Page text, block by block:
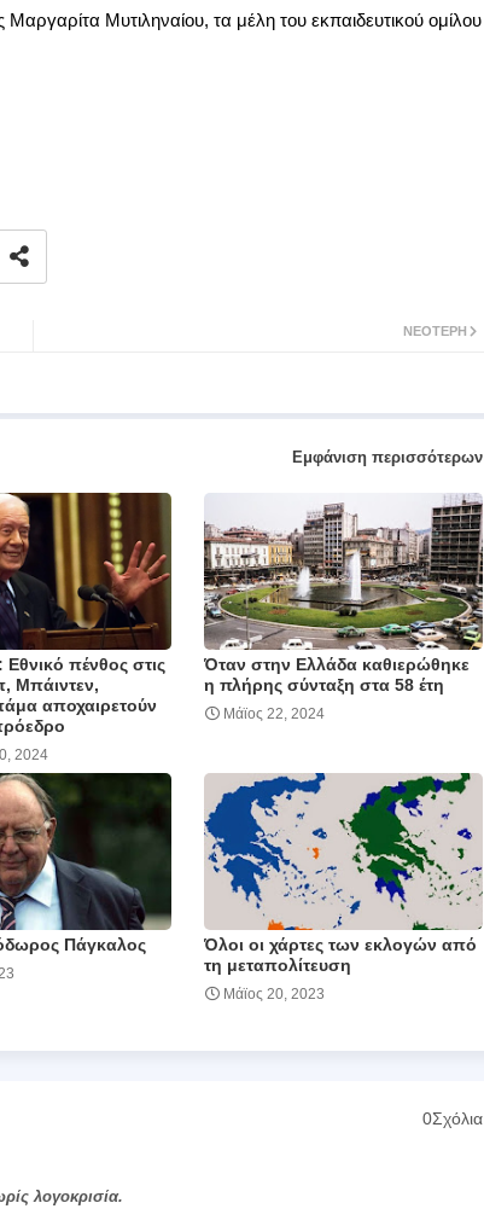
Μυτιληναίου, τα μέλη του εκπαιδευτικού ομίλου
ΝΕΌΤΕΡΗ
Εμφάνιση περισσότερων
Εθνικό πένθος στις
Μπάιντεν,
αποχαιρετούν
2024
Όταν στην Ελλάδα καθιερώθηκε
η πλήρης σύνταξη στα 58 έτη
Μάϊος 22, 2024
Πάγκαλος
Όλοι οι χάρτες των εκλογών από
τη μεταπολίτευση
Μάϊος 20, 2023
0Σχόλια
λογοκρισία.